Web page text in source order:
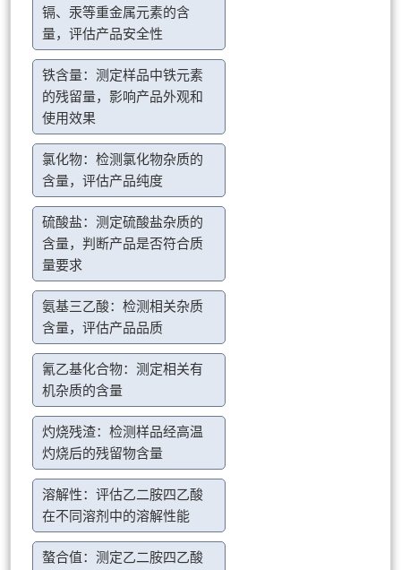
镉、汞等重金属元素的含
量，评估产品安全性
铁含量：测定样品中铁元素
的残留量，影响产品外观和
使用效果
氯化物：检测氯化物杂质的
含量，评估产品纯度
硫酸盐：测定硫酸盐杂质的
含量，判断产品是否符合质
量要求
氨基三乙酸：检测相关杂质
含量，评估产品品质
氰乙基化合物：测定相关有
机杂质的含量
灼烧残渣：检测样品经高温
灼烧后的残留物含量
溶解性：评估乙二胺四乙酸
在不同溶剂中的溶解性能
螯合值：测定乙二胺四乙酸